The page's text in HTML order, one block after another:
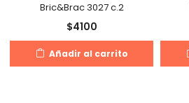
Bric&Brac 3027 c.2
$4100
Añadir al carrito